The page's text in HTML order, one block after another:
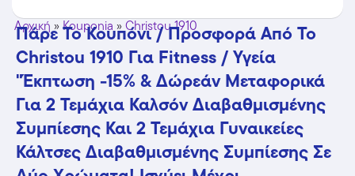
Αρχική »Kouponia »Christou 1910
Πάρε Το Κουπόνι / Προσφορά Από Το
Christou 1910 Για Fitness / Υγεία
"Έκπτωση -15% & Δώρεάν Μεταφορικά
Για 2 Τεμάχια Καλσόν Διαβαθμισμένης
Συμπίεσης Και 2 Τεμάχια Γυναικείες
Κάλτσες Διαβαθμισμένης Συμπίεσης Σε